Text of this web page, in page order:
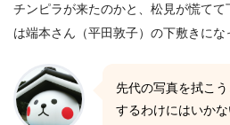
チンピラが来たのかと、松見が慌て
は端本さん（平田敦子）の下敷きにな
先代の写真を拭こ
するわけにはいか